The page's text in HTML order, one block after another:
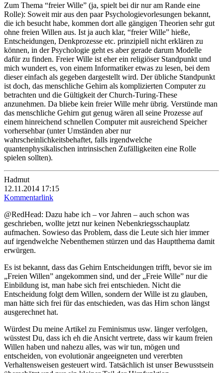
Zum Thema “freier Wille” (ja, spielt bei dir nur am Rande eine
Rolle): Soweit mir aus den paar Psychologievorlesungen bekannt,
die ich besucht habe, kommen dort alle gängigen Theorien sehr gut
ohne freien Willen aus. Ist ja auch klar, “freier Wille” hieße,
Entscheidungen, Denkprozesse etc. prinzipiell nicht erklären zu
können, in der Psychologie geht es aber gerade darum Modelle
dafür zu finden. Freier Wille ist eher ein religiöser Standpunkt und
mich wundert es, von einem Informatiker etwas zu lesen, bei dem
dieser einfach als gegeben dargestellt wird. Der übliche Standpunkt
ist doch, das menschliche Gehirn als komplizierten Computer zu
betrachten und die Gültigkeit der Church-Turing-These
anzunehmen. Da bliebe kein freier Wille mehr übrig. Verstünde man
das menschliche Gehirn gut genug wären all seine Prozesse auf
einem hinreichend schnellen Computer mit ausreichend Speicher
vorhersehbar (unter Umständen aber nur
wahrscheinlichkeitsbehaftet, falls irgendwelche
quantenphysikalischen intrinsischen Zufälligkeiten eine Rolle
spielen sollten).
Hadmut
12.11.2014 17:15
Kommentarlink
@RedHead: Dazu habe ich – vor Jahren – auch schon was
geschrieben, wollte jetzt nur keinen Nebenkriegsschauplatz
aufmachen. Sowieso das Problem, dass die Leute sich hier immer
auf irgendwelche Nebenthemen stürzen und das Hauptthema damit
erwürgen.
Es ist bekannt, dass das Gehirn Entscheidungen trifft, bevor sie im
„Freien Willen” angekommen sind, und der „Freie Wille” nur die
Einbildung ist, man habe sich frei entschieden. Nicht die
Entscheidung folgt dem Willen, sondern der Wille ist zu glauben,
man hätte sich frei für das entschieden, was das Hirn schon längst
ausgerechnet hat.
Würdest Du meine Artikel zu Feminismus usw. länger verfolgen,
wüsstest Du, dass ich eh die Ansicht vertrete, dass wir kaum freien
Willen haben und nahezu alles, was wir tun, mögen und
entscheiden, von evolutionär angeeigneten und vererbten
Verhaltensweisen gesteuert wird. Tatsächlich ist unser Bewusstsein